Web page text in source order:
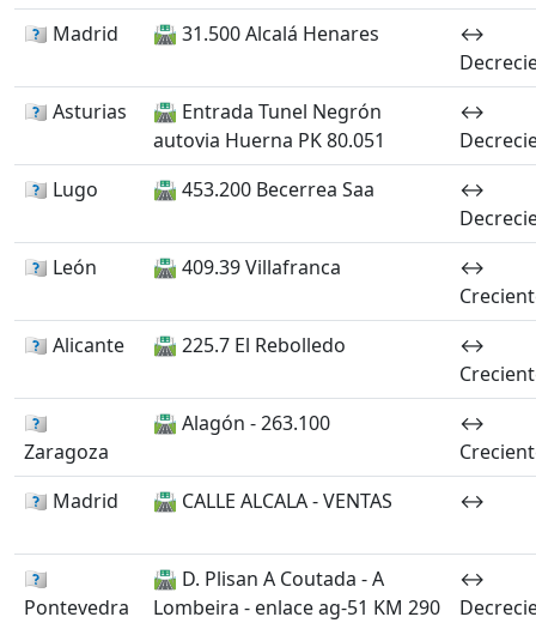
🏴󠁭󠁶󠁳󠁣󠁿 Madrid
🛣️ 31.500 Alcalá Henares
↔️
🏴󠁭󠁶󠁳󠁣󠁿 Asturias
🛣️ Entrada Tunel Negrón
autovia Huerna PK 80.051
↔️
🏴󠁭󠁶󠁳󠁣󠁿 Lugo
🛣️ 453.200 Becerrea Saa
↔️
🏴󠁭󠁶󠁳󠁣󠁿 León
🛣️ 409.39 Villafranca
↔️
🏴󠁭󠁶󠁳󠁣󠁿 Alicante
🛣️ 225.7 El Rebolledo
↔️
🏴󠁭󠁶󠁳󠁣󠁿
Zaragoza
🛣️ Alagón - 263.100
↔️
🏴󠁭󠁶󠁳󠁣󠁿 Madrid
🛣️ CALLE ALCALA - VENTAS ↔️
🏴󠁭󠁶󠁳󠁣󠁿
Pontevedra
🛣️ D. Plisan A Coutada - A
Lombeira - enlace ag-51 KM 290
↔️